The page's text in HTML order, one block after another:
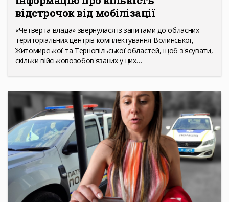
відстрочок від мобілізації
«Четверта влада» звернулася із запитами до обласних
територіальних центрів комплектування Волинської,
Житомирської та Тернопільської областей, щоб з'ясувати,
скільки військовозобов'язаних у цих…